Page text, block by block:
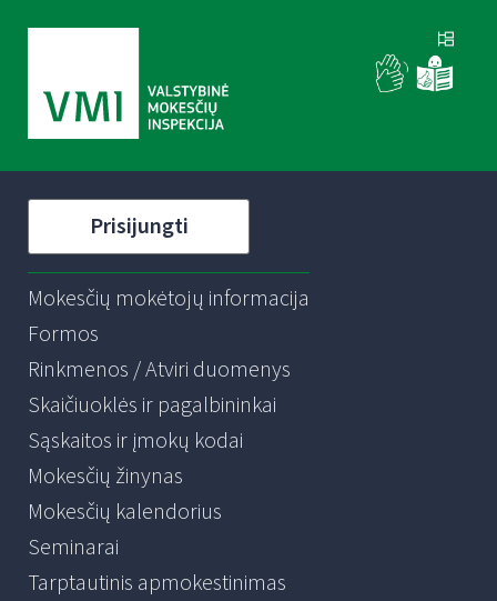
Prisijungti
Mokesčių mokėtojų informacija
Formos
Rinkmenos / Atviri duomenys
Skaičiuoklės ir pagalbininkai
Sąskaitos ir įmokų kodai
Mokesčių žinynas
Mokesčių kalendorius
Seminarai
Tarptautinis apmokestinimas